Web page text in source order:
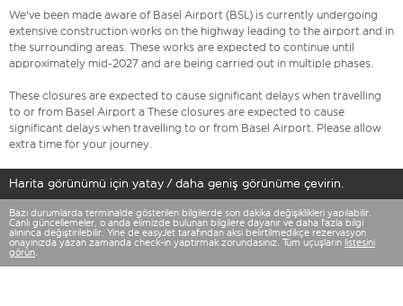
We've been made aware of Basel Airport (BSL) is currently undergoing
extensive construction works on the highway leading to the airport and in
the surrounding areas. These works are expected to continue until
approximately mid-2027 and are being carried out in multiple phases.
These closures are expected to cause significant delays when travelling
to or from Basel Airport a These closures are expected to cause
significant delays when travelling to or from Basel Airport. Please allow
extra time for your journey.
Harita görünümü için yatay / daha geniş görünüme çevirin.
Bazı durumlarda terminalde gösterilen bilgilerde son dakika değişiklikleri yapılabilir.
Canlı güncellemeler, o anda elimizde bulunan bilgilere dayanır ve daha fazla bilgi
alınınca değiştirilebilir. Yine de easyJet tarafından aksi belirtilmedikçe rezervasyon
onayınızda yazan zamanda check-in yaptırmak zorundasınız. Tüm uçuşların listesini
görün.